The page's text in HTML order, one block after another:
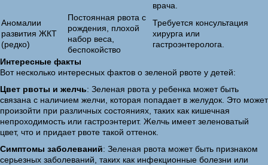
врача.
Аномалии
развития ЖКТ
(редко)
Постоянная рвота с
рождения, плохой
набор веса,
беспокойство
Требуется консультация
хирурга или
гастроэнтеролога.
Интересные факты
Вот несколько интересных фактов о зеленой рвоте у детей:
Цвет рвоты и желчь: Зеленая рвота у ребенка может быть
связана с наличием желчи, которая попадает в желудок. Это может
произойти при различных состояниях, таких как кишечная
непроходимость или гастроэнтерит. Желчь имеет зеленоватый
цвет, что и придает рвоте такой оттенок.
Симптомы заболеваний: Зеленая рвота может быть признаком
серьезных заболеваний, таких как инфекционные болезни или